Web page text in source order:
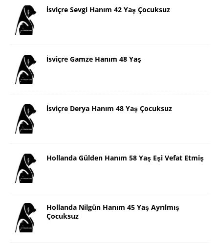
İsviçre Sevgi Hanım 42 Yaş Çocuksuz
İsviçre Gamze Hanım 48 Yaş
İsviçre Derya Hanım 48 Yaş Çocuksuz
Hollanda Gülden Hanım 58 Yaş Eşi Vefat Etmiş
Hollanda Nilgün Hanım 45 Yaş Ayrılmış
Çocuksuz